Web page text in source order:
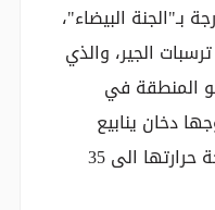
بـ"الجنة البيضاء"،
الجير، والذي
المنطقة في
دخان ينابيع
المياه الساخنة، التي تصل درجة حرارتها الى 35